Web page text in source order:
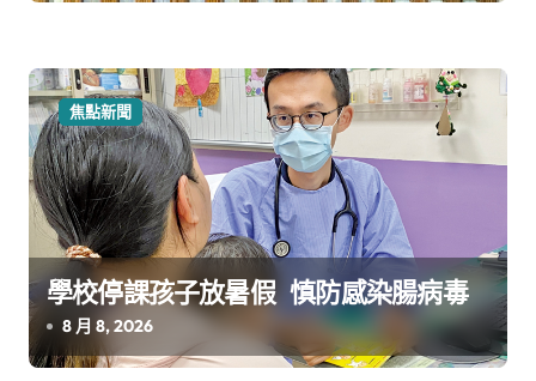
焦點新聞
學校停課孩子放暑假 慎防感染腸病毒
8 月 8, 2026